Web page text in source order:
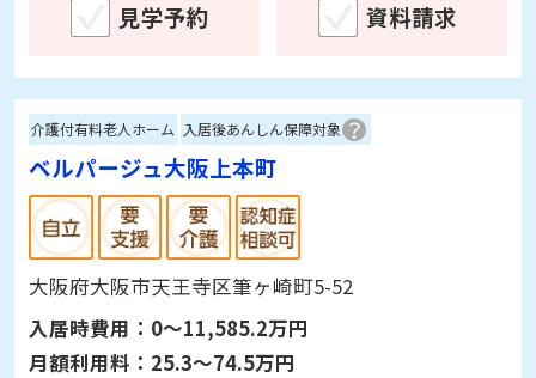
見学予約 資料請求
介護付有料老人ホーム 入居後あんしん保障対象
ベルパージュ大阪上本町
大阪府大阪市天王寺区筆ヶ崎町5-52
入居時費用： 0～11,585.2万円
月額利用料： 25.3～74.5万円